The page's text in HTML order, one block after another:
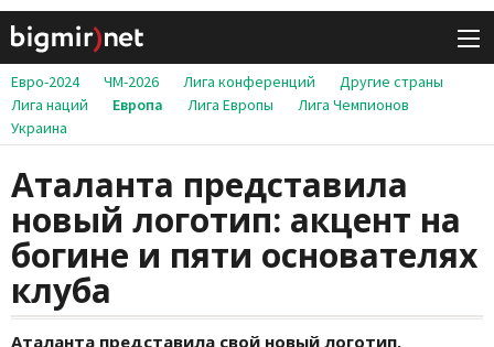
Евро-2024 ЧМ-2026 Лига конференций
Другие страны
Лига наций
Европа Лига Европы
Лига Чемпионов
Украина
Аталанта представила
новый логотип: акцент на
богине и пяти основателях
клуба
Аталанта представила свой новый логотип,